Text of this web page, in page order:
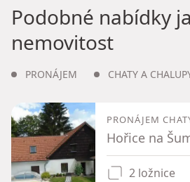
Podobné nabídky
nemovitost
PRONÁJEM CHATY A
PRONÁJEM
2 ložnice